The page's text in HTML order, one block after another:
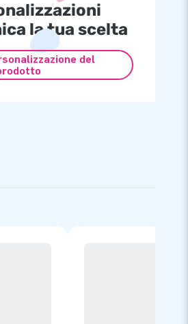
la tua scelta
del